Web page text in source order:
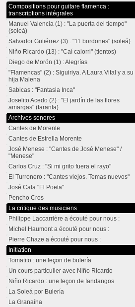
Compositions pour guitare flamenca :
transcriptions intégrales
Manuel Valencia (1) : "La puerta del tiempo"
(soleá)
Salvador Gutiérrez (3) : "11 bordones" (soleá)
Niño Ricardo (13) : "Caí calorri" (tientos)
Diego de Morón (1) : Alegrías
"Flamencas" (2) : Siguiriya. A Laura Vital y a su
hija Malena
Sabicas : "Fantasia Inca"
Joselito Acedo (2) : "El jardín de las flores
amargas" (taranta)
Archives sonores
Cantes de Morente
Cantes de Estrella Morente
José Menese : "Cantes de José Menese" /
"Menese"
Carlos Cruz : "Si mi grito fuera el rayo"
El Turronero : "Cantes viejos. Temas nuevos"
José Cala "El Poeta"
Pencho Cros
La critique des musiciens
Philippe Laccarrière a écouté pour nous :
Michel Haumont a écouté pour nous :
Pierre Chaze a écouté pour nous :
Initiation
Tomatito : une leçon de bulería
Un cours particulier avec Niño Ricardo
Niño Ricardo : une leçon de fandangos
La Soleá por Bulería
La Granaína